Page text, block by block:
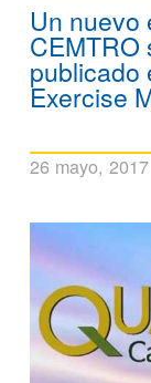
Un nuevo
CEMTRO
publicado
Exercise
26 mayo, 2017